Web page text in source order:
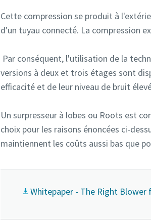
Cette compression se produit à
d'un tuyau connecté. La compression
Par conséquent, l'utilisation de la
versions à deux et trois étages sont
efficacité et de leur niveau de bruit
Un surpresseur à lobes ou Roots est
choix pour les raisons énoncées ci-
maintiennent les coûts aussi bas que
Whitepaper - The Right Blower